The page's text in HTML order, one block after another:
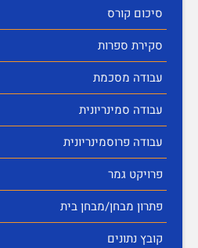
סיכום קורס
סקירת ספרות
עבודה מסכמת
עבודה סמינריונית
עבודה פרוסמינריונית
פרויקט גמר
פתרון מבחן/מבחן בית
קובץ נתונים